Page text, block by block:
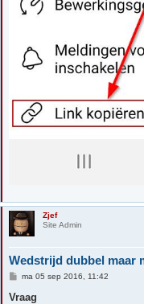
Zjef
Site Admin
Wedstrijd dubbel maar
B
r
ma 05 sep 2016, 11:42
Vraag